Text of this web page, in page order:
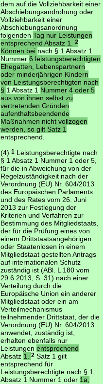
dem auf die Vollziehbarkeit einer
Abschiebungsandrohung oder
Vollziehbarkeit einer
Abschiebungsanordnung
folgenden Tag nur Leistungen
entsprechend Absatz 1.
2
Können bei nach § 1 Absatz 1
Nummer 6 leistungsberechtigten
Ehegatten, Lebenspartnern
oder minderjährigen Kindern
von Leistungsberechtigten nach
§ 1 Absatz 1 Nummer 4 oder 5
aus von ihnen selbst zu
vertretenden Gründen
aufenthaltsbeendende
Maßnahmen nicht vollzogen
werden, so gilt Satz 1
entsprechend.
(4) 1Leistungsberechtigte nach
§ 1 Absatz 1 Nummer 1 oder 5,
für die in Abweichung von der
Regelzuständigkeit nach der
Verordnung (EU) Nr. 604/2013
des Europäischen Parlaments
und des Rates vom 26. Juni
2013 zur Festlegung der
Kriterien und Verfahren zur
Bestimmung des Mitgliedstaats,
der für die Prüfung eines von
einem Drittstaatsangehörigen
oder Staatenlosen in einem
Mitgliedstaat gestellten Antrags
auf internationalen Schutz
zuständig ist (ABl. L 180 vom
29.6.2013, S. 31) nach einer
Verteilung durch die
Europäische Union ein anderer
Mitgliedstaat oder ein am
Verteilmechanismus
teilnehmender Drittstaat, der die
Verordnung (EU) Nr. 604/2013
anwendet, zuständig ist,
erhalten ebenfalls nur
Leistungen entsprechend
Absatz 1. 2Satz 1 gilt
entsprechend für
Leistungsberechtigte nach § 1
Absatz 1 Nummer 1 oder 1a,